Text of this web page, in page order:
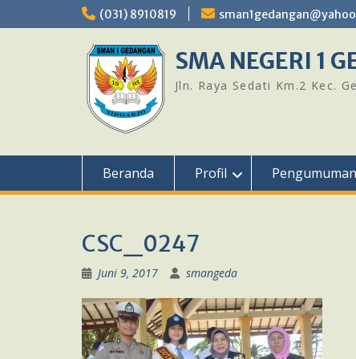
to
(031) 8910819
SMA NEGERI 1
Jln. Raya Sedati Km.2 Kec.
Beranda Profil Pengumuman
CSC_0247
Juni 9, 2017 smangeda